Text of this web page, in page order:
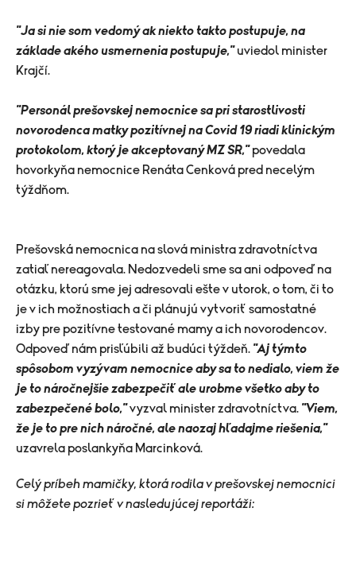
"Ja si nie som vedomý ak niekto takto postupuje, na
základe akého usmernenia postupuje,"uviedol minister
Krajčí.
"Personál prešovskej nemocnice sa pri starostlivosti
novorodenca matky pozitívnej na Covid 19 riadi klinickým
protokolom, ktorý je akceptovaný MZ SR,"povedala
hovorkyňa nemocnice Renáta Cenková pred necelým
týždňom.
Prešovská nemocnica na slová ministra zdravotníctva
zatiaľ nereagovala. Nedozvedeli sme sa ani odpoveď na
otázku, ktorú sme jej adresovali ešte v utorok, o tom, či to
je v ich možnostiach a či plánujú vytvoriť samostatné
izby pre pozitívne testované mamy a ich novorodencov.
Odpoveď nám prisľúbili až budúci týždeň. "Aj týmto
spôsobom vyzývam nemocnice aby sa to nedialo, viem že
je to náročnejšie zabezpečiť ale urobme všetko aby to
zabezpečené bolo,"vyzval minister zdravotníctva. "Viem,
že je to pre nich náročné, ale naozaj hľadajme riešenia,"
uzavrela poslankyňa Marcinková.
Celý príbeh mamičky, ktorá rodila v prešovskej nemocnici
si môžete pozrieť v nasledujúcej reportáži: